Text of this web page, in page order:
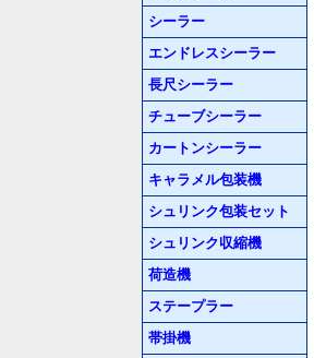
シーラー
エンドレスシーラー
長尺シーラー
チューブシーラー
カートンシーラー
キャラメル包装機
シュリンク包装セット
シュリンク収縮機
荷造機
ステープラー
帯掛機